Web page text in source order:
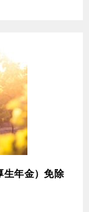
生年金）免除